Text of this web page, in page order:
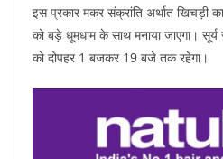
इस प्रकार मकर संक्रांति अर्थात खिचड़ी
को बड़े धूमधाम के साथ मनाया जाएगा।
को दोपहर 1 बजकर 19 बजे तक रहेगा।